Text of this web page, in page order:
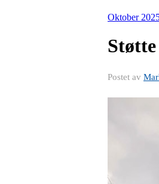
Oktober
Postet av